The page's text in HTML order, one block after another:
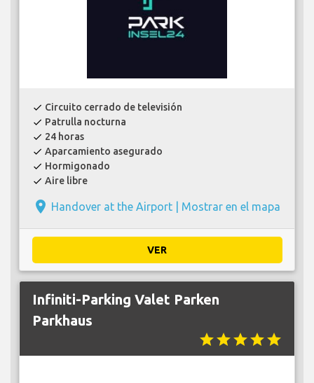
check Circuito cerrado de televisión
check Patrulla nocturna
check 24 horas
check Aparcamiento asegurado
check Hormigonado
check Aire libre
place Handover at the Airport | Mostrar en el mapa
VER
Infiniti-Parking Valet Parken
Parkhaus
starstarstarstarstar